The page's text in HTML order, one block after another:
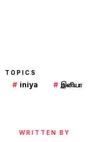
TOPICS
# iniya # இனியா
WRITTEN BY